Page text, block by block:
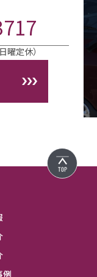
定休）
例